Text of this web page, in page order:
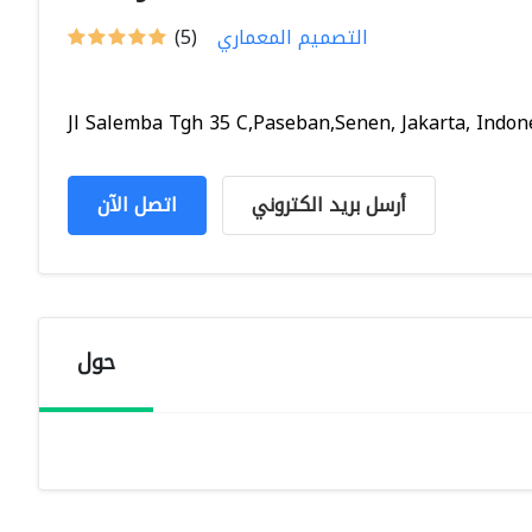
(5) التصميم المعماري
Jl Salemba Tgh 35 C,Paseban,Senen, Jakarta,
اتصل الآن أرسل بريد الكتروني
حول